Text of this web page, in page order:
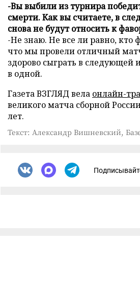
-Вы выбили из турнира
смерти. Как вы считаете, в
снова не будут относить к
-Не знаю. Не все ли равно, кто
что мы провели отличный
здорово сыграть в следующей
в одной.
Газета ВЗГЛЯД вела онлайн-
великого матча сборной
лет.
Текст: Александр Вишневский,